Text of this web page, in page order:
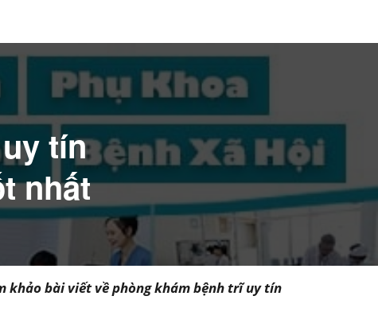
tín
nhất
khảo bài viết về phòng khám bệnh trĩ uy tín